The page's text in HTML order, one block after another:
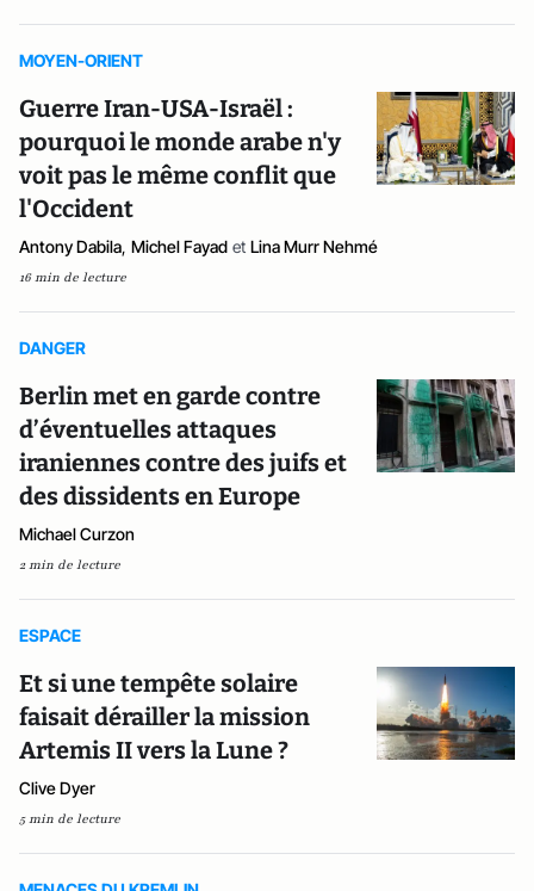
MOYEN-ORIENT
Guerre Iran-USA-Israël :
pourquoi le monde arabe n'y
voit pas le même conflit que
l'Occident
Antony Dabila, Michel Fayad et Lina Murr Nehmé
16 min de lecture
DANGER
Berlin met en garde contre
d’éventuelles attaques
iraniennes contre des juifs et
des dissidents en Europe
Michael Curzon
2 min de lecture
ESPACE
Et si une tempête solaire
faisait dérailler la mission
Artemis II vers la Lune ?
Clive Dyer
5 min de lecture